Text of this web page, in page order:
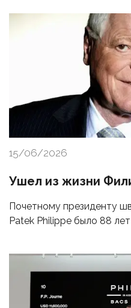
15/06/2026
Ушел из жизни
Почетному президенту
Patek Philippe было 88 лет